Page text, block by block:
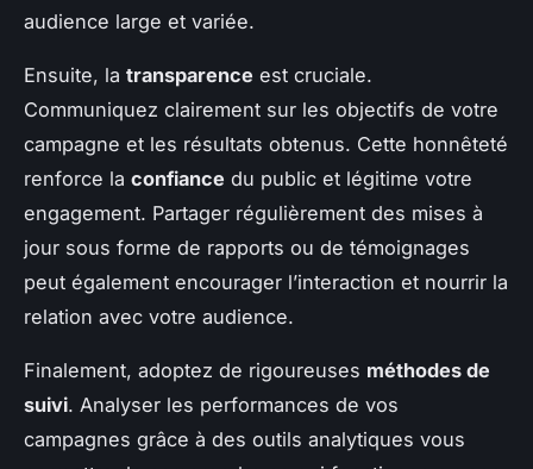
audience large et variée.
Ensuite, la transparence est cruciale.
Communiquez clairement sur les objectifs de votre
campagne et les résultats obtenus. Cette honnêteté
renforce la confiance du public et légitime votre
engagement. Partager régulièrement des mises à
jour sous forme de rapports ou de témoignages
peut également encourager l’interaction et nourrir la
relation avec votre audience.
Finalement, adoptez de rigoureuses méthodes de
suivi. Analyser les performances de vos
campagnes grâce à des outils analytiques vous